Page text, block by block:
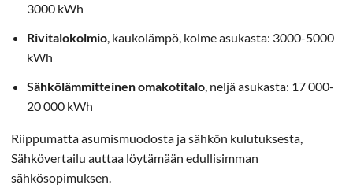
3000 kWh
Rivitalokolmio, kaukolämpö, kolme asukasta: 3000-5000
kWh
Sähkölämmitteinen omakotitalo, neljä asukasta: 17 000-
20 000 kWh
Riippumatta asumismuodosta ja sähkön kulutuksesta,
Sähkövertailu auttaa löytämään edullisimman
sähkösopimuksen.